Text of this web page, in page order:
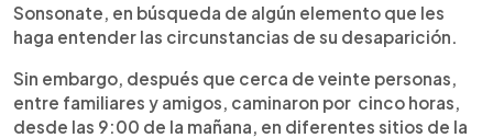
Sonsonate, en búsqueda de algún elemento que les
haga entender las circunstancias de su desaparición.
Sin embargo, después que cerca de veinte personas,
entre familiares y amigos, caminaron por cinco horas,
desde las 9:00 de la mañana, en diferentes sitios de la